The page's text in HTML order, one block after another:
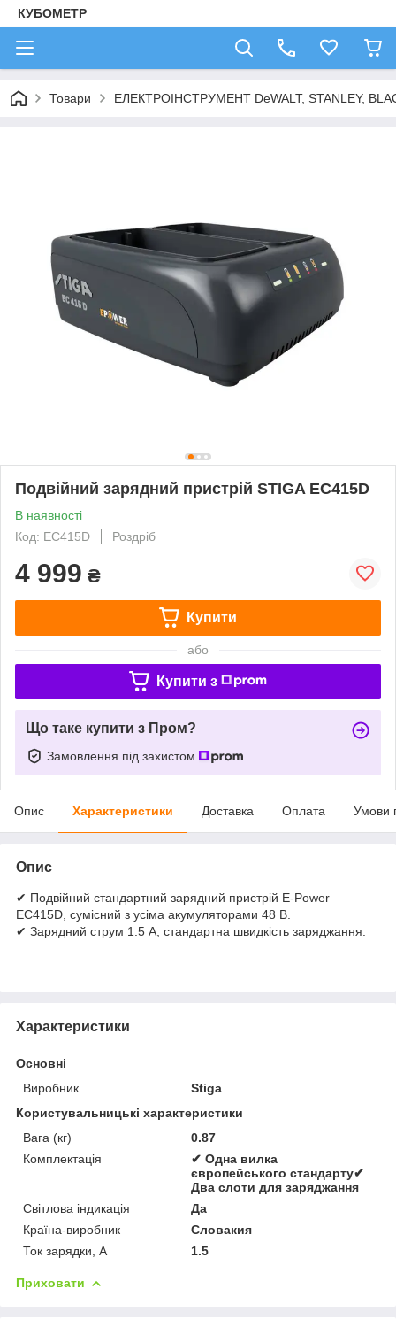
КУБОМЕТР
Товари ЕЛЕКТРОІНСТРУМЕНТ DeWALT, STANLEY,
Подвійний зарядний пристрій STIGA EC415D
В наявності
Код: EC415D
Роздріб
4 999 ₴
Купити
або
Купити з
Що таке купити з Пром?
Замовлення під захистом
Опис Характеристики Доставка Оплата Умови
Опис
✔ Подвійний стандартний зарядний пристрій E-Power
EC415D, сумісний з усіма акумуляторами 48 В.
✔ Зарядний струм 1.5 А, стандартна швидкість заряджання.
Характеристики
Основні
Виробник
Stiga
Користувальницькі характеристики
Вага (кг)
0.87
Комплектація
✔ Одна вилка
європейського стандарту✔
Два слоти для заряджання
Світлова індикація
Да
Країна-виробник
Словакия
Ток зарядки, А
1.5
Приховати